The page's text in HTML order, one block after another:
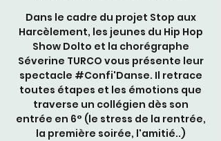
Dans le cadre du projet Stop aux
Harcèlement, les jeunes du Hip Hop
Show Dolto et la chorégraphe
Séverine TURCO vous présente leur
spectacle #Confi'Danse. Il retrace
toutes étapes et les émotions que
traverse un collégien dès son
entrée en 6° (le stress de la rentrée,
la première soirée, l'amitié..)